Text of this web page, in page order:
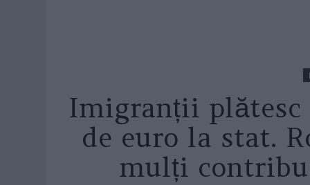
Imigranții
de euro la stat.
mulți